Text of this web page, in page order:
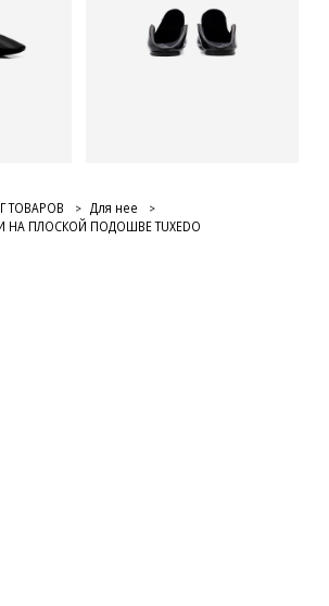
ТОВАРОВ
Для нее
ПЛОСКОЙ ПОДОШВЕ TUXEDO